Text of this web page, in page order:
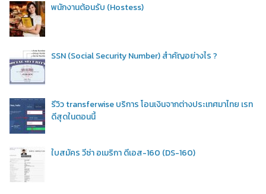
พนักงานต้อนรับ (Hostess)
SSN (Social Security Number) สำคัญอย่างไร ?
รีวิว transferwise บริการ โอนเงินจากต่างประเทศมาไทย เรท
ดีสุดในตอนนี้
ใบสมัคร วีซ่า อเมริกา ดีเอส-160 (DS-160)